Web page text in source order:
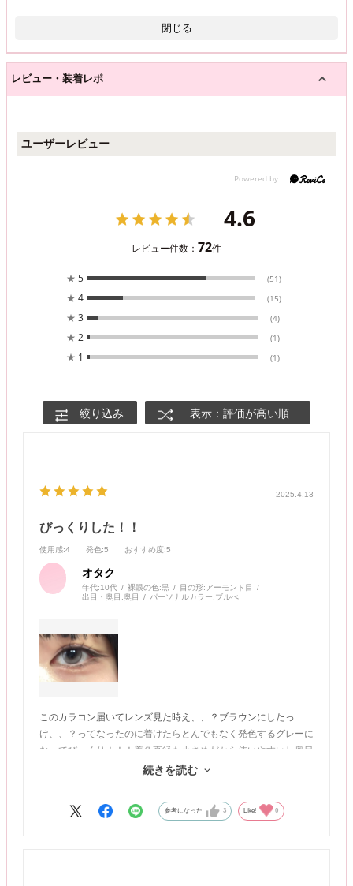
閉じる
レビュー・装着レポ
ユーザーレビュー
4.6
レビュー件数： 72件
★ 5 (51)
★ 4 (15)
★ 3 (4)
★ 2 (1)
★ 1 (1)
絞り込み 表示：評価が高い順
2025.4.13
びっくりした！！
使用感:4 発色:5 おすすめ度:5
オタク
年代:10代 裸眼の色:黒 目の形:アーモンド目
出目・奥目:奥目 パーソナルカラー:ブルべ
このカラコン届いてレンズ見た時え、、？ブラウンにしたっ
け、、？ってなったのに着けたらとんでもなく発色するグレーに
なってびっくり！！！着色直径も小さめだから使いやすいし奥目
の人目に光入りまくるから使って欲しい‼️‼️‼️
続きを読む
参考になった 3 Like! 0